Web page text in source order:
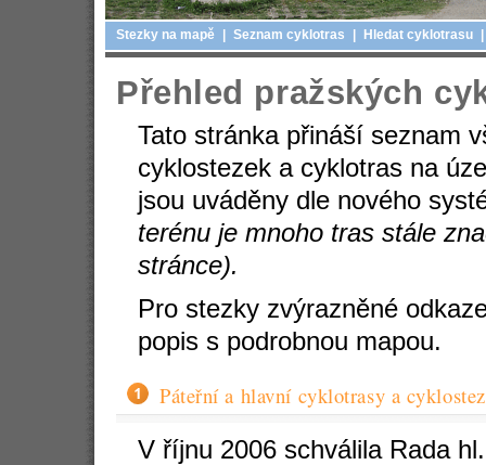
Stezky na mapě Seznam cyklotras Hledat cyklotrasu
Přehled pražských
Tato stránka přináší seznam
cyklostezek a cyklotras na
jsou uváděny dle nového
terénu je mnoho tras stále
stránce).
Pro stezky zvýrazněné
popis s podrobnou mapou.
Páteřní a hlavní cyklotrasy a
V říjnu 2006 schválila Rada